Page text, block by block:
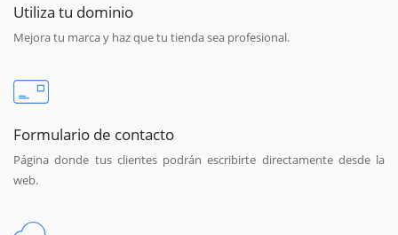
Utiliza tu dominio
Mejora tu marca y haz que tu tienda sea profesional.
Formulario de contacto
Página donde tus clientes podrán escribirte directamente desde la
web.